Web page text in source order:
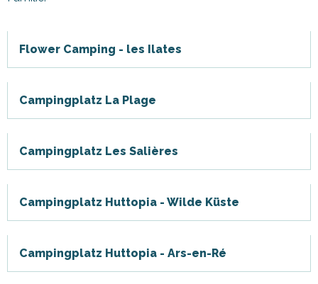
Flower Camping - les Ilates
Campingplatz La Plage
Campingplatz Les Salières
Campingplatz Huttopia - Wilde Küste
Campingplatz Huttopia - Ars-en-Ré